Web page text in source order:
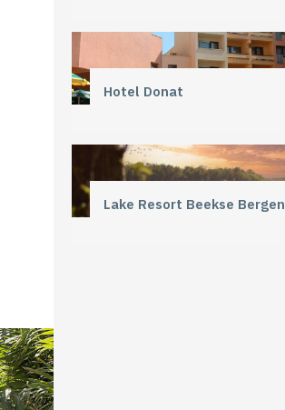
Hotel Donat
Lake Resort Beekse Bergen